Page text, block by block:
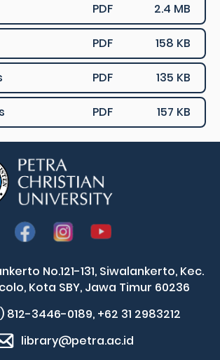
PDF 2.4 MB
PDF 158 KB
PDF 135 KB
PDF 157 KB
No.121-131, Siwalankerto, Kec.
Kota SBY, Jawa Timur 60236
812-3446-0189, +62 31 2983212
library@petra.ac.id